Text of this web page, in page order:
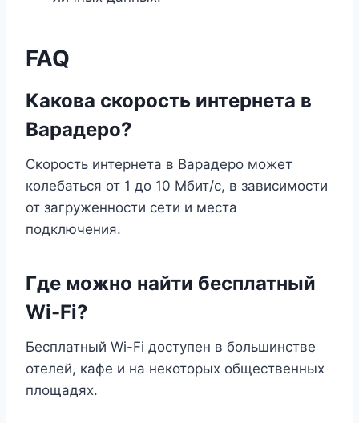
FAQ
Какова скорость интернета в
Варадеро?
Скорость интернета в Варадеро может
колебаться от 1 до 10 Мбит/с, в зависимости
от загруженности сети и места
подключения.
Где можно найти бесплатный
Wi-Fi?
Бесплатный Wi-Fi доступен в большинстве
отелей, кафе и на некоторых общественных
площадях.